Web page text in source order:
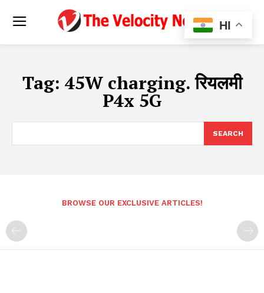
Tag: 45W charging. रियलमी
P4x 5G
SEARCH
BROWSE OUR EXCLUSIVE ARTICLES!
HI